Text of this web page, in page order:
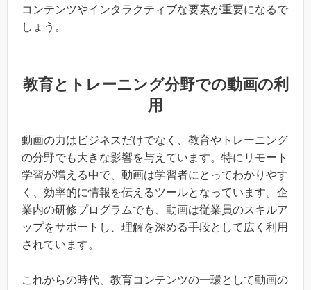
コンテンツやインタラクティブな要素が重要になるで
しょう。
教育とトレーニング分野での動画の利
用
動画の力はビジネスだけでなく、教育やトレーニング
の分野でも大きな影響を与えています。特にリモート
学習が増える中で、動画は学習者にとってわかりやす
く、効率的に情報を伝えるツールとなっています。企
業内の研修プログラムでも、動画は従業員のスキルア
ップをサポートし、理解を深める手段として広く利用
されています。
これからの時代、教育コンテンツの一環として動画の